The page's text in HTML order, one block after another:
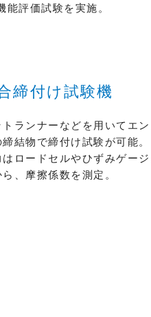
評価試験を実施。
締付け試験機
ランナーなどを用いてエ
結物で締付け試験が可能。
ロードセルやひずみゲー
ら、摩擦係数を測定。